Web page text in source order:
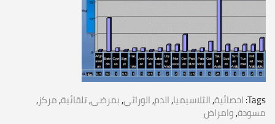
Tags: احصائية,الثلاسيميا,الدم,الوراثي,بمرضى,تلقائية,مركز,
مسودة,وامراض